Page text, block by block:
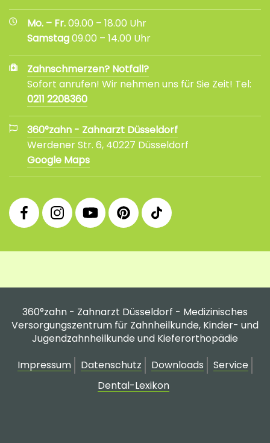
Mo. – Fr.09.00 – 18.00 Uhr
Samstag09.00 – 14.00 Uhr
Zahnschmerzen? Notfall?
Sofort anrufen! Wir nehmen uns für Sie Zeit! Tel:
0211 2208360
360°zahn - Zahnarzt Düsseldorf
Werdener Str. 6, 40227 Düsseldorf
Google Maps
360°
Facebook
Fanpage
360°
Instagram
Praxis
360°
YouTube
Channel
360°
Pinterest
Profil
360°
tiktok
Profil
360°zahn - Zahnarzt Düsseldorf - Medizinisches
Versorgungszentrum für Zahnheilkunde, Kinder- und
Jugendzahnheilkunde und Kieferorthopädie
Impressum
Datenschutz Downloads
Service
Dental-Lexikon